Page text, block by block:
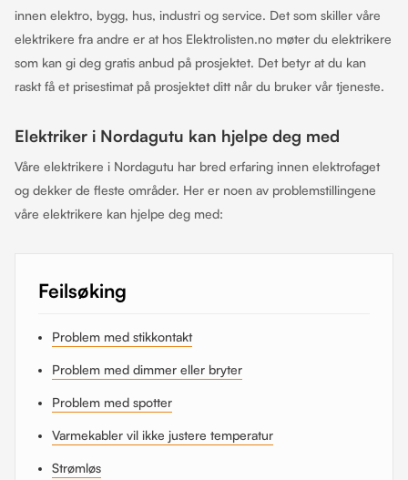
innen elektro, bygg, hus, industri og service. Det som skiller våre
elektrikere fra andre er at hos Elektrolisten.no møter du elektrikere
som kan gi deg gratis anbud på prosjektet. Det betyr at du kan
raskt få et prisestimat på prosjektet ditt når du bruker vår tjeneste.
Elektriker i Nordagutu kan hjelpe deg med
Våre elektrikere i Nordagutu har bred erfaring innen elektrofaget
og dekker de fleste områder. Her er noen av problemstillingene
våre elektrikere kan hjelpe deg med:
Feilsøking
Problem med stikkontakt
Problem med dimmer eller bryter
Problem med spotter
Varmekabler vil ikke justere temperatur
Strømløs